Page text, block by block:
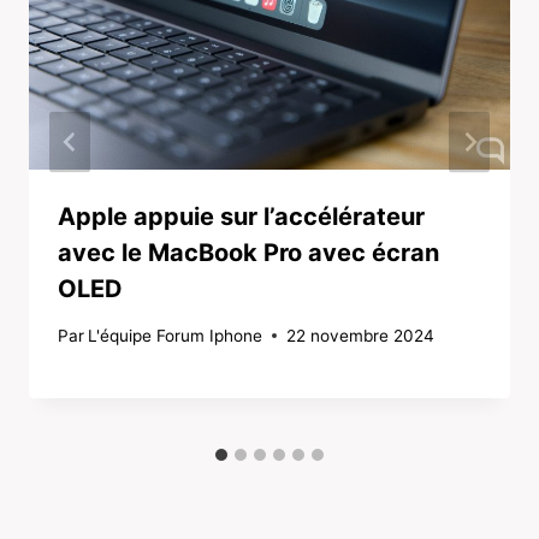
Apple appuie sur l’accélérateur
avec le MacBook Pro avec écran
OLED
Par L'équipe Forum Iphone 22 novembre 2024